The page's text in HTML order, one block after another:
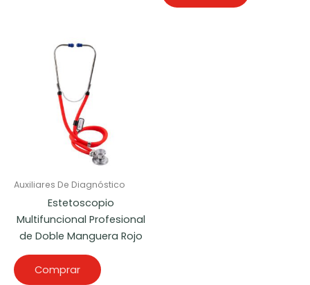
Auxiliares De Diagnóstico
Estetoscopio
Multifuncional Profesional
de Doble Manguera Rojo
Comprar